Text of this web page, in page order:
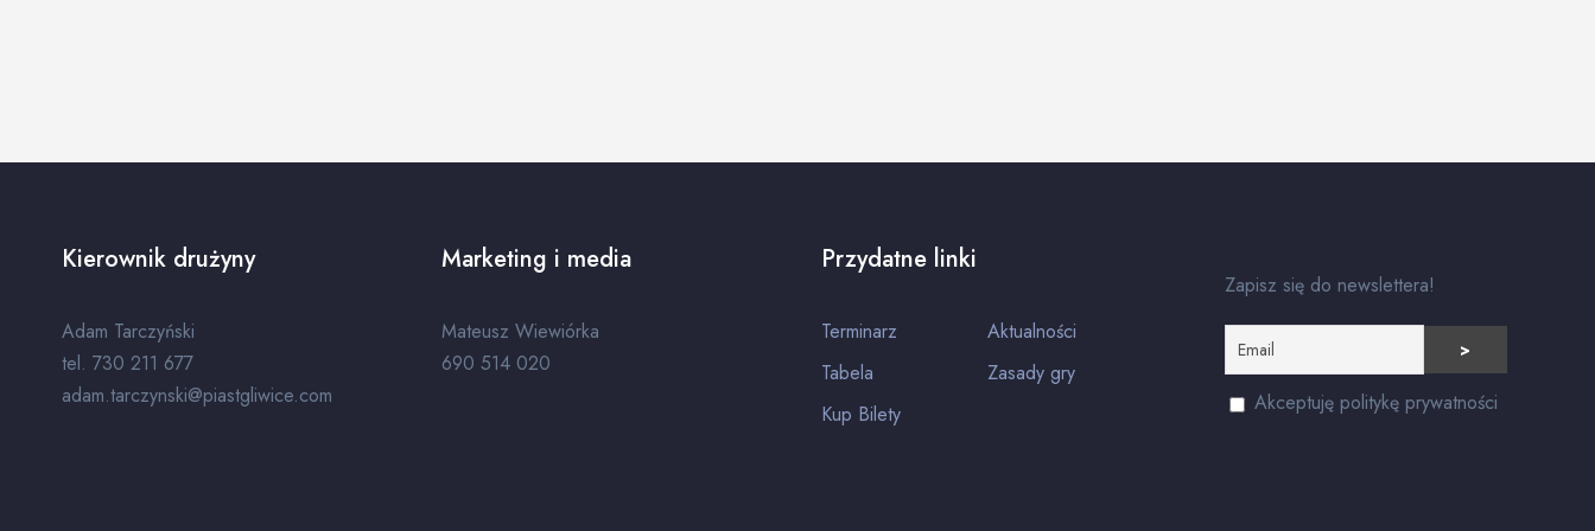
Kierownik drużyny
Adam Tarczyński
tel. 730 211 677
adam.tarczynski@piastgliwice.com
Marketing i media
Mateusz Wiewiórka
690 514 020
Przydatne linki
Terminarz
Aktualności
Tabela
Zasady gry
Kup Bilety
Zapisz się do newslettera!
Akceptuję politykę prywatności